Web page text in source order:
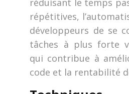
réduisant le temps
répétitives,
développeurs de se
tâches à plus forte
qui contribue à
code et la rentabilité